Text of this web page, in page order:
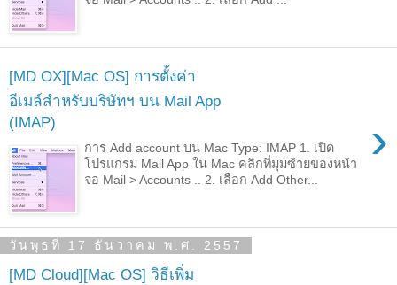
[MD OX][Mac OS] การตั้งค่า
อีเมล์สำหรับบริษัทฯ บน Mail App
(IMAP)
›
การ Add account บน Mac Type: IMAP 1. เปิด
โปรแกรม Mail App ใน Mac คลิกที่มุมซ้ายของหน้า
จอ Mail > Accounts .. 2. เลือก Add Other...
วันพุธที่ 17 ธันวาคม พ.ศ. 2557
[MD Cloud][Mac OS] วิธีเพิ่ม